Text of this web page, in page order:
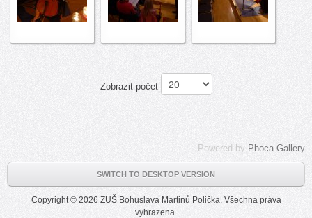
Zobrazit počet
Powered by Phoca Gallery
SWITCH TO DESKTOP VERSION
Copyright © 2026 ZUŠ Bohuslava Martinů Polička. Všechna práva
vyhrazena.